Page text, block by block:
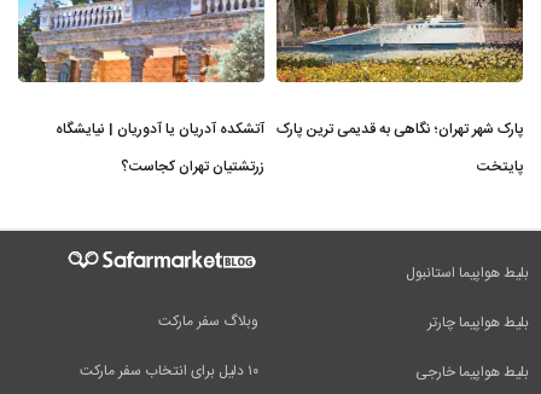
پارک شهر تهران؛ نگاهی به قدیمی ترین پارک
پایتخت
آتشکده آدریان یا آدوریان | نیایشگاه
زرتشتیان تهران کجاست؟
وبلاگ سفر مارکت
۱۰ دلیل برای انتخاب سفر مارکت
بلیط هواپیما استانبول
بلیط هواپیما چارتر
بلیط هواپیما خارجی